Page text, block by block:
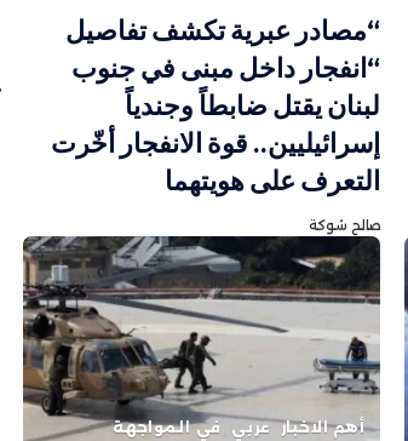
“مصادر عبرية تكشف تفاصيل
“انفجار داخل مبنى في جنوب
لبنان يقتل ضابطاً وجندياً
إسرائيليين.. قوة الانفجار أخّرت
التعرف على هويتهما
صالح شوكة
أهم الاخبار عربي في المواجهة